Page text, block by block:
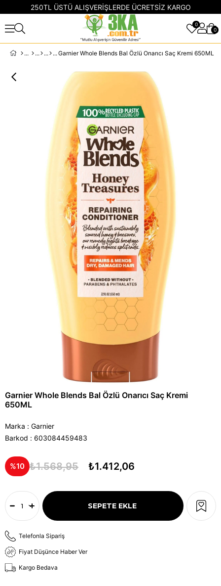
250TL ÜSTÜ ALIŞVERİŞLERDE ÜCRETSİZ KARGO
0
0
Garnier Whole Blends Bal Özlü Onarıcı Saç Kremi 650ML
Garnier Whole Blends Bal Özlü Onarıcı Saç Kremi
650ML
Marka : Garnier
Barkod : 603084459483
10 ₺1.568,95 ₺1.412,06
Telefonla Sipariş
Fiyat Düşünce Haber Ver
Kargo Bedava